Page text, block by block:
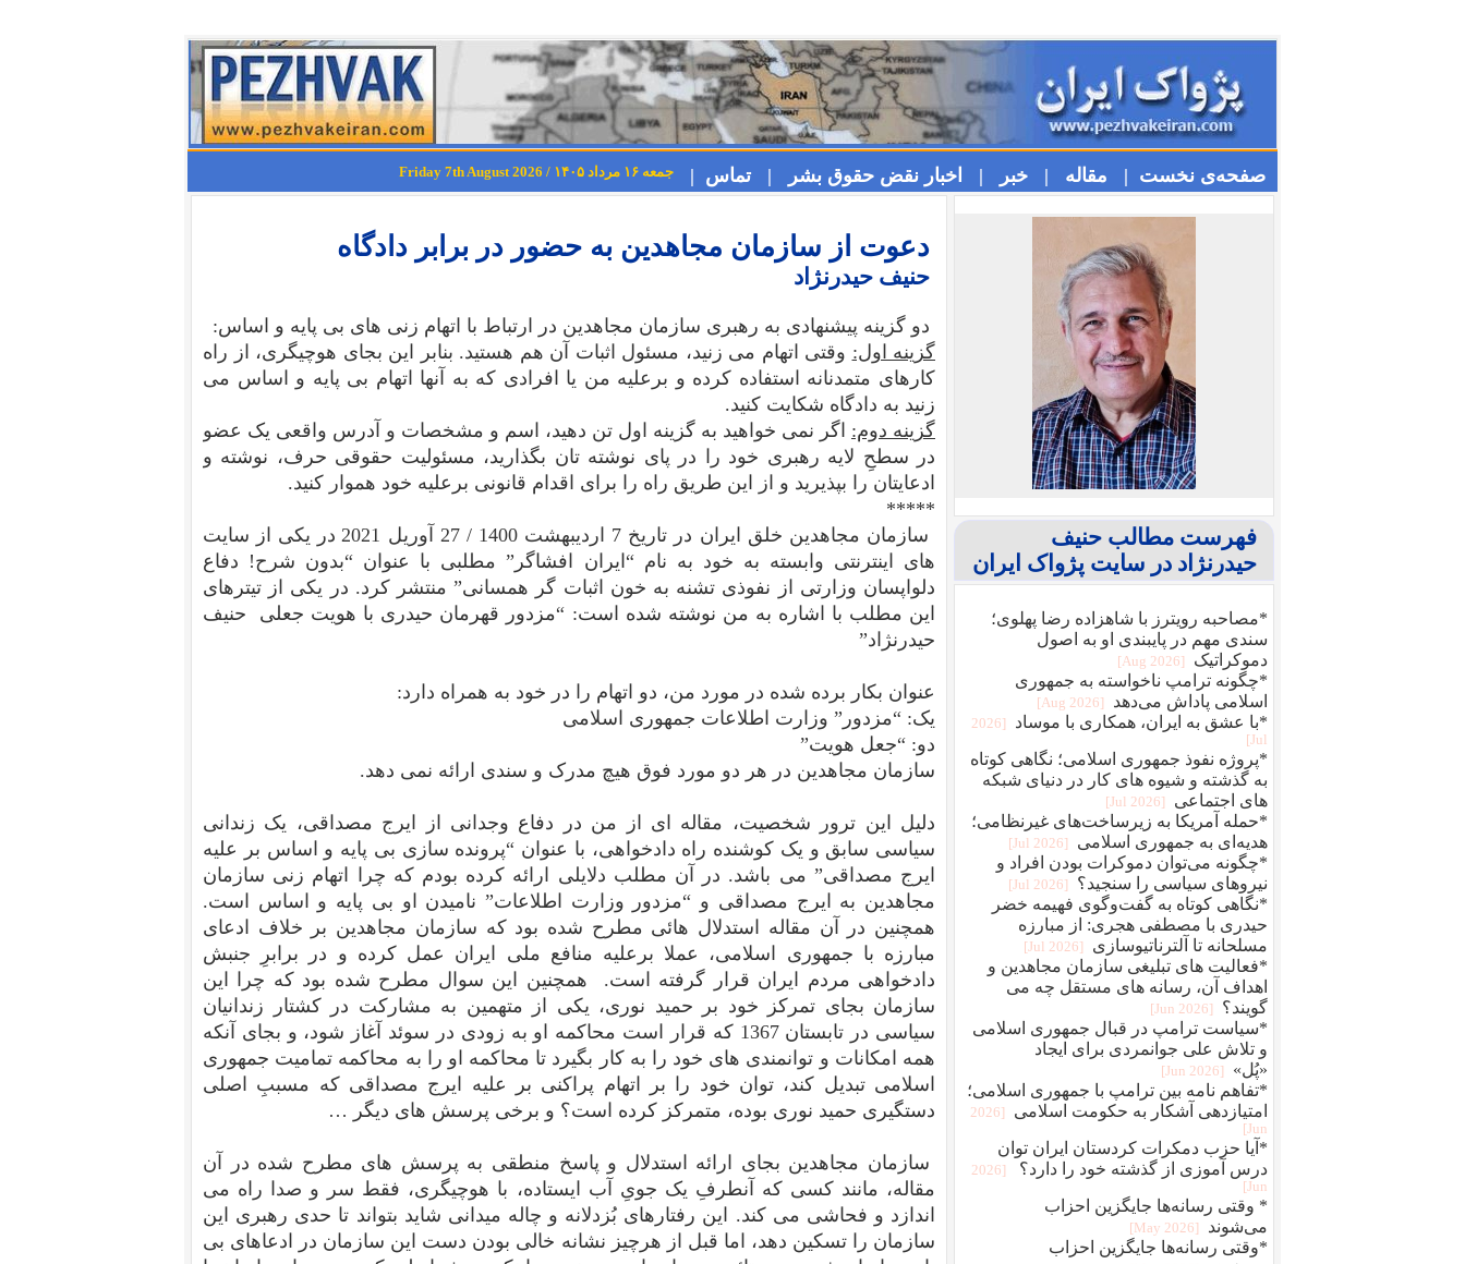
صفحه‌ی نخست | مقاله | خبر | اخبار نقض حقوق بشر | تماس | جمعه ۱۶ مرداد ۱۴۰۵ / Friday 7th August 2026
دعوت از سازمان مجاهدین به حضور در برابر دادگاه
حنیف حیدرنژاد
دو گزینه پیشنهادی به رهبری سازمان مجاهدین در ارتباط با اتهام زنی های بی پایه و اساس:
گزینه اول: وقتی اتهام می زنید، مسئول اثبات آن هم هستید. بنابر این بجای هوچیگری، از راه
کارهای متمدنانه استفاده کرده و برعلیه من یا افرادی که به آنها اتهام بی پایه و اساس می
زنید به دادگاه شکایت کنید.
گزینه دوم: اگر نمی خواهید به گزینه اول تن دهید، اسم و مشخصات و آدرس واقعی یک عضو
در سطحِ لایه رهبری خود را در پای نوشته تان بگذارید، مسئولیت حقوقی حرف، نوشته و
ادعایتان را بپذیرید و از این طریق راه را برای اقدام قانونی برعلیه خود هموار کنید.
*****
سازمان مجاهدین خلق ایران در تاریخ 7 اردیبهشت 1400 / 27 آوریل 2021 در یکی از سایت
های اینترنتی وابسته به خود به نام “ایران افشاگر” مطلبی با عنوان “بدون شرح! دفاع
دلواپسان وزارتی از نفوذی تشنه به خون اثبات گر همسانی” منتشر کرد. در یکی از تیترهای
این مطلب با اشاره به من نوشته شده است: “مزدور قهرمان حیدری با هویت جعلی حنیف
حیدرنژاد”
عنوان بکار برده شده در مورد من، دو اتهام را در خود به همراه دارد:
یک: “مزدور” وزارت اطلاعات جمهوری اسلامی
دو: “جعل هویت”
سازمان مجاهدین در هر دو مورد فوق هیچ مدرک و سندی ارائه نمی دهد.
دلیل این ترور شخصیت، مقاله ای از من در دفاع وجدانی از ایرج مصداقی، یک زندانی
سیاسی سابق و یک کوشنده راه دادخواهی، با عنوان “پرونده سازی بی پایه و اساس بر علیه
ایرج مصداقی” می باشد. در آن مطلب دلایلی ارائه کرده بودم که چرا اتهام زنی سازمان
مجاهدین به ایرج مصداقی و “مزدور وزارت اطلاعات” نامیدن او بی پایه و اساس است.
همچنین در آن مقاله استدلال هائی مطرح شده بود که سازمان مجاهدین بر خلاف ادعای
مبارزه با جمهوری اسلامی، عملا برعلیه منافع ملی ایران عمل کرده و در برابرِ جنبش
دادخواهی مردم ایران قرار گرفته است. همچنین این سوال مطرح شده بود که چرا این
سازمان بجای تمرکز خود بر حمید نوری، یکی از متهمین به مشارکت در کشتار زندانیان
سیاسی در تابستان 1367 که قرار است محاکمه او به زودی در سوئد آغاز شود، و بجای آنکه
همه امکانات و توانمندی های خود را به کار بگیرد تا محاکمه او را به محاکمه تمامیت جمهوری
اسلامی تبدیل کند، توان خود را بر اتهام پراکنی بر علیه ایرج مصداقی که مسببِ اصلی
دستگیری حمید نوری بوده، متمرکز کرده است؟ و برخی پرسش های دیگر …
سازمان مجاهدین بجای ارائه استدلال و پاسخ منطقی به پرسش های مطرح شده در آن
مقاله، مانند کسی که آنطرفِ یک جویِ آب ایستاده، با هوچیگری، فقط سر و صدا راه می
اندازد و فحاشی می کند. این رفتارهای بُزدلانه و چاله میدانی شاید بتواند تا حدی رهبری این
سازمان را تسکین دهد، اما قبل از هرچیز نشانه خالی بودن دست این سازمان در ادعاهای بی
فهرست مطالب حنیف
حیدرنژاد در سایت پژواک ایران
*مصاحبه رویترز با شاهزاده رضا پهلوی؛
سندی مهم در پایبندی او به اصول
دموکراتیک
[2026 Aug]
*چگونه ترامپ ناخواسته به جمهوری
اسلامی پاداش می‌دهد
[2026 Aug]
*با عشق به ایران، همکاری با موساد
[2026
Jul]
*پروژه نفوذ جمهوری اسلامی؛ نگاهی کوتاه
به گذشته و شیوه های کار در دنیای شبکه
های اجتماعی
[2026 Jul]
*حمله آمریکا به زیرساخت‌های غیرنظامی؛
هدیه‌ای به جمهوری اسلامی
[2026 Jul]
*چگونه می‌توان دموکرات بودن افراد و
نیروهای سیاسی را سنجید؟
[2026 Jul]
*نگاهی کوتاه به گفت‌وگوی فهیمه خضر
حیدری با مصطفی هجری: از مبارزه
مسلحانه تا آلترناتیوسازی
[2026 Jul]
*فعالیت های تبلیغی سازمان مجاهدین و
اهداف آن، رسانه های مستقل چه می
گویند؟
[2026 Jun]
*سیاست ترامپ در قبال جمهوری اسلامی
و تلاش علی جوانمردی برای ایجاد
«پُل»
[2026 Jun]
*تفاهم نامه بین ترامپ با جمهوری اسلامی؛
امتیازدهی آشکار به حکومت اسلامی
[2026
Jun]
*آیا حزب دمکرات کردستان ایران توان
درس آموزی از گذشته خود را دارد؟
[2026
Jun]
* وقتی رسانه‌ها جایگزین احزاب
می‌شوند
[2026 May]
*وقتی رسانه‌ها جایگزین احزاب